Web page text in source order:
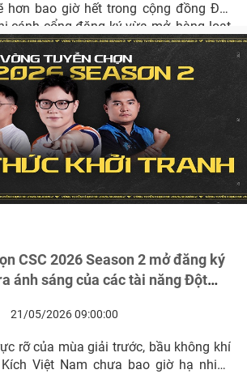
hơn bao giờ hết trong cộng đồng Đột
cánh cổng đăng ký vừa mở, hàng loạt
và những tài năng ẩn dật đã nhanh
hứa hẹn một mùa giải bùng nổ với
nảy lửa.
CSC 2026 Season 2 mở đăng ký
ánh sáng của các tài năng Đột
21/05/2026 09:00:00
rỡ của mùa giải trước, bầu không khí
Việt Nam chưa bao giờ hạ nhiệt.